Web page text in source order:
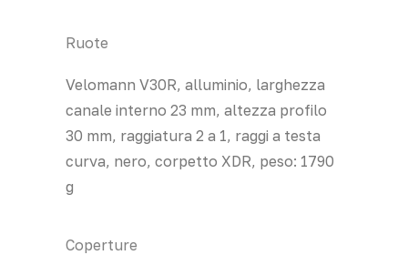
Ruote
Velomann V30R, alluminio, larghezza
canale interno 23 mm, altezza profilo
30 mm, raggiatura 2 a 1, raggi a testa
curva, nero, corpetto XDR, peso: 1790
g
Coperture